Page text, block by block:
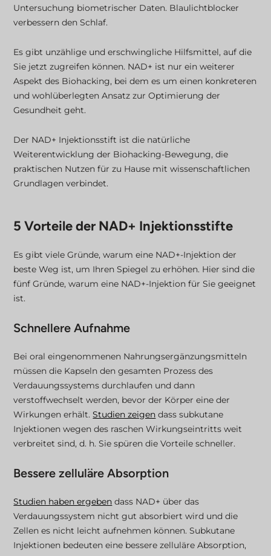
Untersuchung biometrischer Daten. Blaulichtblocker
verbessern den Schlaf.
Es gibt unzählige und erschwingliche Hilfsmittel, auf die
Sie jetzt zugreifen können. NAD+ ist nur ein weiterer
Aspekt des Biohacking, bei dem es um einen konkreteren
und wohlüberlegten Ansatz zur Optimierung der
Gesundheit geht.
Der NAD+ Injektionsstift ist die natürliche
Weiterentwicklung der Biohacking-Bewegung, die
praktischen Nutzen für zu Hause mit wissenschaftlichen
Grundlagen verbindet.
5 Vorteile der NAD+ Injektionsstifte
Es gibt viele Gründe, warum eine NAD+-Injektion der
beste Weg ist, um Ihren Spiegel zu erhöhen. Hier sind die
fünf Gründe, warum eine NAD+-Injektion für Sie geeignet
ist.
Schnellere Aufnahme
Bei oral eingenommenen Nahrungsergänzungsmitteln
müssen die Kapseln den gesamten Prozess des
Verdauungssystems durchlaufen und dann
verstoffwechselt werden, bevor der Körper eine der
Wirkungen erhält.Studien zeigen dass subkutane
Injektionen wegen des raschen Wirkungseintritts weit
verbreitet sind, d. h. Sie spüren die Vorteile schneller.
Bessere zelluläre Absorption
Studien haben ergeben dass NAD+ über das
Verdauungssystem nicht gut absorbiert wird und die
Zellen es nicht leicht aufnehmen können. Subkutane
Injektionen bedeuten eine bessere zelluläre Absorption,